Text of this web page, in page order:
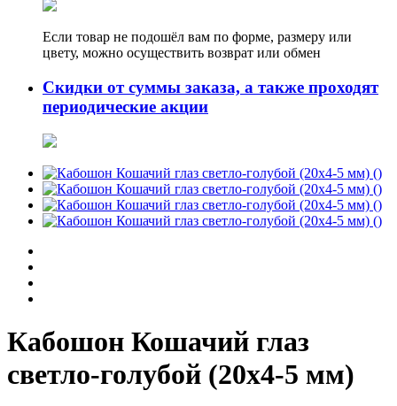
Если товар не подошёл вам по форме, размеру или
цвету, можно осуществить возврат или обмен
Скидки от суммы заказа, а также проходят
периодические акции
Кабошон Кошачий глаз
светло-голубой (20х4-5 мм)